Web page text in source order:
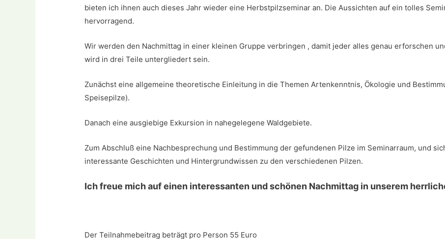
bieten ich ihnen auch dieses Jahr wieder eine Herbstpilzseminar an. Die Aussichten auf ein tolles
hervorragend.
Wir werden den Nachmittag in einer kleinen Gruppe verbringen , damit jeder alles genau erforschen
wird in drei Teile untergliedert sein.
Zunächst eine allgemeine theoretische Einleitung in die Themen Artenkenntnis, Ökologie und
Speisepilze).
Danach eine ausgiebige Exkursion in nahegelegene Waldgebiete.
Zum Abschluß eine Nachbesprechung und Bestimmung der gefundenen Pilze im Seminarraum, und
interessante Geschichten und Hintergrundwissen zu den verschiedenen Pilzen.
Ich freue mich auf einen interessanten und schönen Nachmittag in unserem
Der Teilnahmebeitrag beträgt pro Person 55 Euro